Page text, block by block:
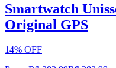
Smartwatch
Original GPS
14% OFF